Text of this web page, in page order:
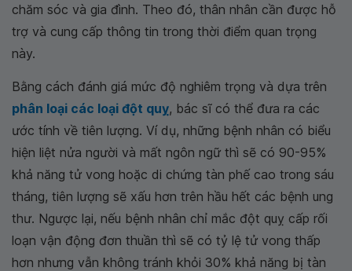
chăm sóc và gia đình. Theo đó, thân nhân cần được hỗ
trợ và cung cấp thông tin trong thời điểm quan trọng
này.
Bằng cách đánh giá mức độ nghiêm trọng và dựa trên
phân loại các loại đột quỵ, bác sĩ có thể đưa ra các
ước tính về tiên lượng. Ví dụ, những bệnh nhân có biểu
hiện liệt nửa người và mất ngôn ngữ thì sẽ có 90-95%
khả năng tử vong hoặc di chứng tàn phế cao trong sáu
tháng, tiên lượng sẽ xấu hơn trên hầu hết các bệnh ung
thư. Ngược lại, nếu bệnh nhân chỉ mắc đột quỵ cấp rối
loạn vận động đơn thuần thì sẽ có tỷ lệ tử vong thấp
hơn nhưng vẫn không tránh khỏi 30% khả năng bị tàn